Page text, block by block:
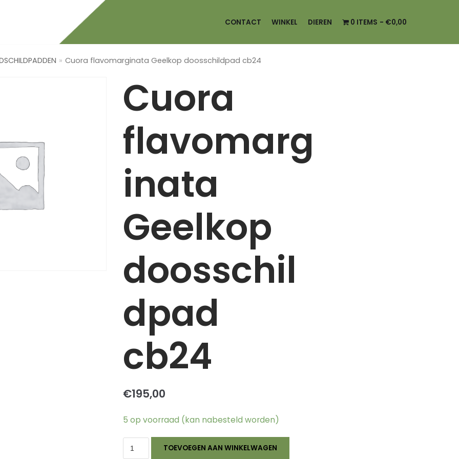
CONTACT WINKEL DIEREN 0 ITEMS €0,00
» Cuora flavomarginata Geelkop doosschildpad cb24
Cuora
flavomarg
inata
Geelkop
doosschil
dpad
cb24
€195,00
5 op voorraad (kan nabesteld worden)
TOEVOEGEN AAN WINKELWAGEN